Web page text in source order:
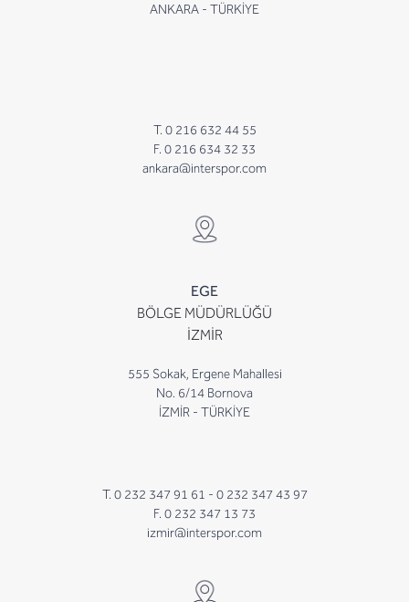
ANKARA - TÜRKİYE
T. 0 216 632 44 55
F. 0 216 634 32 33
ankara@interspor.com
EGE
BÖLGE MÜDÜRLÜĞÜ
İZMİR
555 Sokak, Ergene Mahallesi
No. 6/14 Bornova
İZMİR - TÜRKİYE
T. 0 232 347 91 61 - 0 232 347 43 97
F. 0 232 347 13 73
izmir@interspor.com